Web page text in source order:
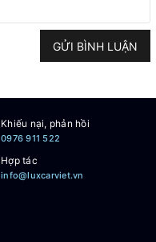
GỬI BÌNH LUẬN
Khiếu nại, phản hồi
0976 911 522
Hợp tác
info@luxcarviet.vn